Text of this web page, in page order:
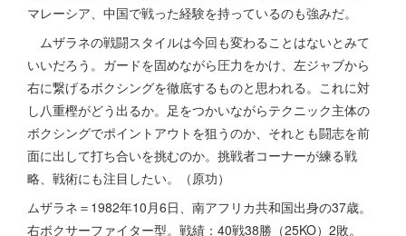
マレーシア、中国で戦った経験を持っているのも強みだ。
ムザラネの戦闘スタイルは今回も変わることはないとみて
いいだろう。ガードを固めながら圧力をかけ、左ジャブから
右に繋げるボクシングを徹底するものと思われる。これに対
し八重樫がどう出るか。足をつかいながらテクニック主体の
ボクシングでポイントアウトを狙うのか、それとも闘志を前
面に出して打ち合いを挑むのか。挑戦者コーナーが練る戦
略、戦術にも注目したい。（原功）
ムザラネ＝1982年10月6日、南アフリカ共和国出身の37歳。
右ボクサーファイター型。戦績：40戦38勝（25KO）2敗。